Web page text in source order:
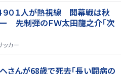
４９０１人が熱視線 開幕戦は秋
ー 先制弾のＦＷ太田龍之介「次
ッカー
さんが68歳で死去「長い闘病の